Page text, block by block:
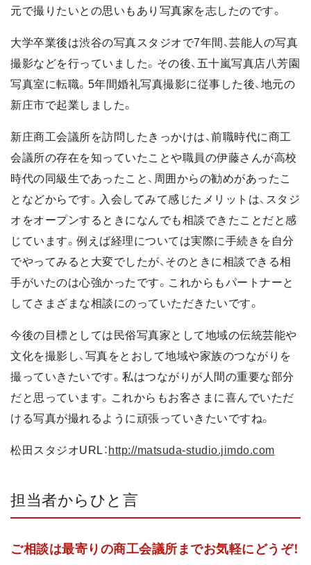
元で撮りたいとの思いもあり写真家を志したのです。
大学卒業後は渋谷の写真スタジオで7年間、芸能人の写真
撮影などを行っていました。その後、五十嵐写真店八芳園
写真室に転職。5年間婚礼写真撮影に従事した後、地元の
新庄市で起業しました。
新庄商工会議所を訪問したきっかけは、前職時代に商工
会議所の存在を知っていたことや職員の伊藤さんが高校
時代の同級生であったこと、周囲からの勧めがあったこ
となどからです。入会してみて感じたメリットは、スタジ
オをオープンするときになんでも相談できたことだと感
じています。例えば経理については実際に手続きを自分
でやってみると大変でしたが、そのときに相談できる相
手がいたのは心強かったです。これからもパートナーと
してさまざまな相談にのっていただきたいです。
今後の目標としては民俗写真家として地域の伝統芸能や
文化を撮影し、写真をとおして地域や家族のつながりを
撮っていきたいです。私はつながりが人間の重要な部分
だと思っています。これからもお客さまに喜んでいただ
ける写真が撮れるように頑張っていきたいですね。
松田スタジオURL： http://matsuda-studio.jimdo.com
担当者からひと言
ご相談は最寄りの商工会議所までお気軽にどうぞ！